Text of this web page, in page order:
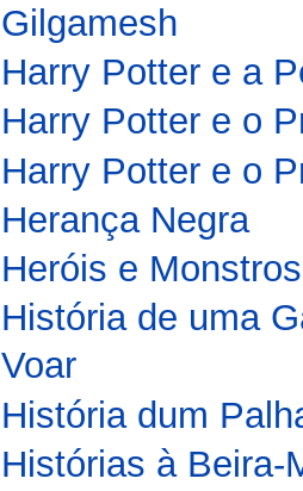
Gilgamesh
Harry Potter e a
Harry Potter e o
Harry Potter e o
Herança Negra
Heróis e Monstros
História de uma
Voar
História dum
Histórias à Beira-